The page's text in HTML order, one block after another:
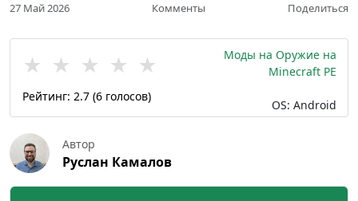
27 Май 2026 Комменты Поделиться
★ ★ ★ ★ ★
Рейтинг: 2.7 (6 голосов)
Моды на Оружие на
Minecraft PE
OS: Android
Автор
Руслан Камалов